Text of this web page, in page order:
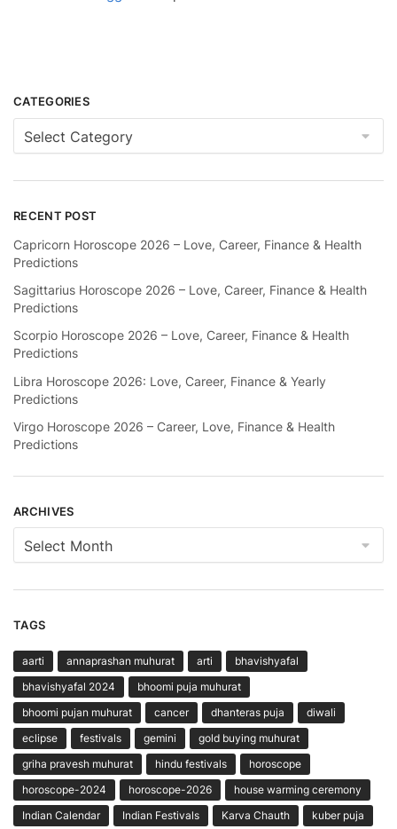
CATEGORIES
Categories
RECENT POST
Capricorn Horoscope 2026 – Love, Career, Finance & Health
Predictions
Sagittarius Horoscope 2026 – Love, Career, Finance & Health
Predictions
Scorpio Horoscope 2026 – Love, Career, Finance & Health
Predictions
Libra Horoscope 2026: Love, Career, Finance & Yearly
Predictions
Virgo Horoscope 2026 – Career, Love, Finance & Health
Predictions
ARCHIVES
Archives
TAGS
aarti annaprashan muhurat arti
bhavishyafal
bhavishyafal 2024
bhoomi puja muhurat
bhoomi pujan muhurat
cancer dhanteras puja
diwali
eclipse
festivals gemini
gold buying muhurat
griha pravesh muhurat
hindu festivals
horoscope
horoscope-2024
horoscope-2026
house warming ceremony
Indian Calendar
Indian Festivals Karva Chauth
kuber puja